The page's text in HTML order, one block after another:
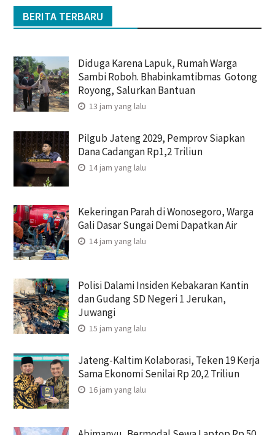
BERITA TERBARU
Diduga Karena Lapuk, Rumah Warga
Sambi Roboh. Bhabinkamtibmas Gotong
Royong, Salurkan Bantuan
13 jam yang lalu
Pilgub Jateng 2029, Pemprov Siapkan
Dana Cadangan Rp1,2 Triliun
14 jam yang lalu
Kekeringan Parah di Wonosegoro, Warga
Gali Dasar Sungai Demi Dapatkan Air
14 jam yang lalu
Polisi Dalami Insiden Kebakaran Kantin
dan Gudang SD Negeri 1 Jerukan,
Juwangi
15 jam yang lalu
Jateng-Kaltim Kolaborasi, Teken 19 Kerja
Sama Ekonomi Senilai Rp 20,2 Triliun
16 jam yang lalu